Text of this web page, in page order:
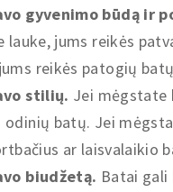
gyvenimo būdą ir
lauke, jums reikės
reikės patogių
stilių. Jei mėgstate
odinių batų. Jei
ar laisvalaikio
biudžetą. Batai gali